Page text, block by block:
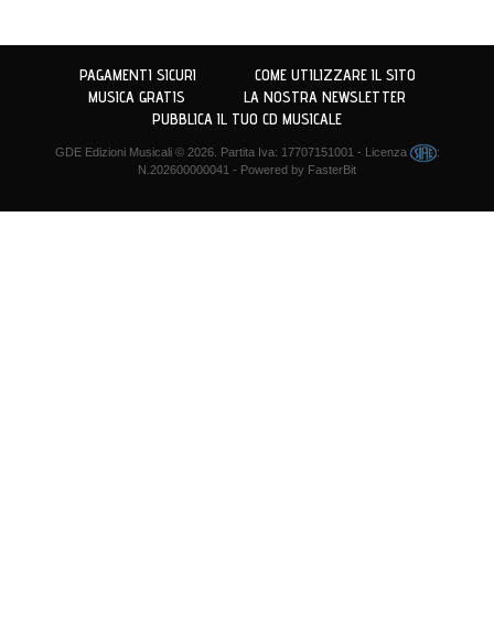
PAGAMENTI SICURI
COME UTILIZZARE IL SITO
MUSICA GRATIS
LA NOSTRA NEWSLETTER
PUBBLICA IL TUO CD MUSICALE
GDE Edizioni Musicali© 2026. Partita Iva: 17707151001 - Licenza
:
N.202600000041 - Powered by FasterBit